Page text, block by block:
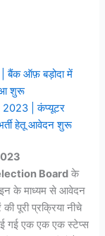
बैंक ऑफ़ बड़ोदा में
शुरू
| कंप्यूटर
हेतू आवेदन शुरू
Board के
के माध्यम से आवेदन
प्रक्रिया नीचे
गई एक एक एक स्टेप्स